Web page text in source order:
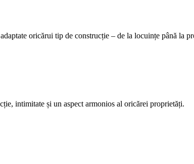
oricărui tip de construcție – de la locuințe până la
intimitate și un aspect armonios al oricărei proprietăți.